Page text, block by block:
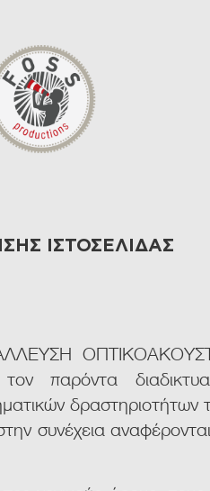
ΙΣΤΟΣΕΛΙΔΑΣ
τον παρόντα
δραστηριοτήτων
συνέχεια